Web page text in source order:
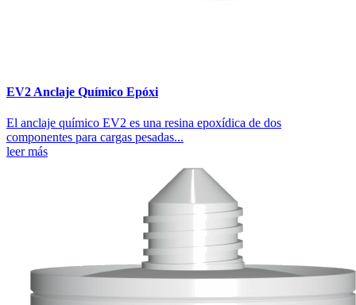
EV2 Anclaje Químico Epóxi
El anclaje químico EV2 es una resina epoxídica de dos
componentes para cargas pesadas...
leer más